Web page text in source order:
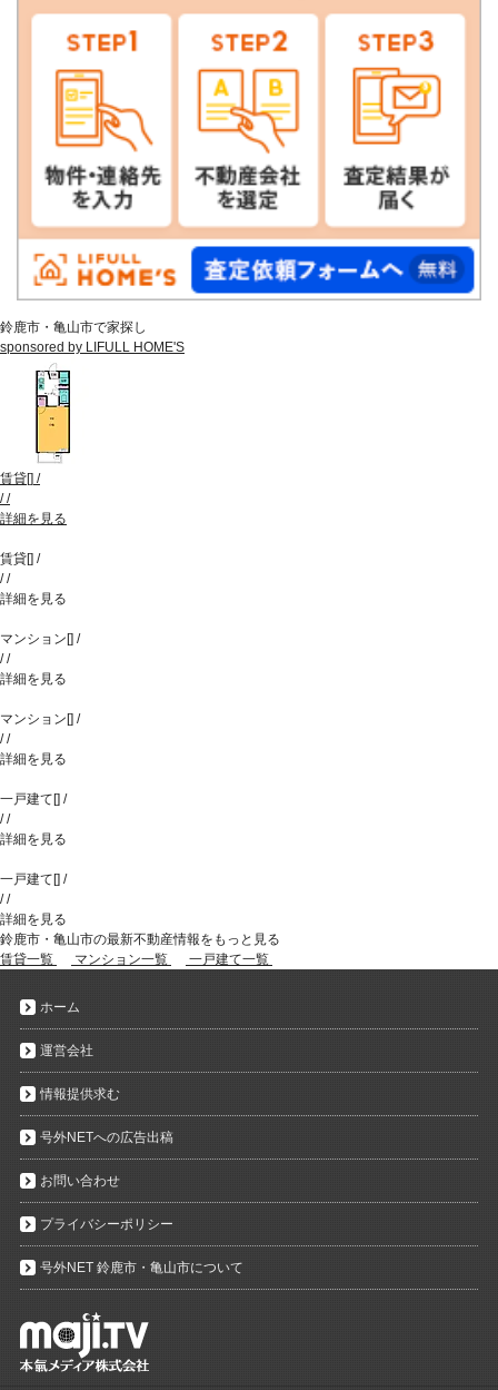
鈴鹿市・亀山市で家探し
sponsored by LIFULL HOME'S
賃貸[] /
//
詳細を見る
賃貸[] /
//
詳細を見る
マンション[] /
//
詳細を見る
マンション[] /
//
詳細を見る
一戸建て[] /
//
詳細を見る
一戸建て[] /
//
詳細を見る
鈴鹿市・亀山市の最新不動産情報をもっと見る
賃貸一覧
マンション一覧 一戸建て一覧
ホーム
運営会社
情報提供求む
号外NETへの広告出稿
お問い合わせ
プライバシーポリシー
号外NET 鈴鹿市・亀山市について